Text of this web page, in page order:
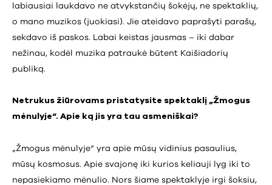
labiausiai laukdavo ne atvykstančių šokėjų, ne spektaklių,
o mano muzikos (juokiasi). Jie ateidavo paprašyti parašų,
sekdavo iš paskos. Labai keistas jausmas – iki dabar
nežinau, kodėl muzika patraukė būtent Kaišiadorių
publiką.
Netrukus žiūrovams pristatysite spektaklį „Žmogus
mėnulyje“. Apie ką jis yra tau asmeniškai?
„Žmogus mėnulyje“ yra apie mūsų vidinius pasaulius,
mūsų kosmosus. Apie svajonę iki kurios keliauji lyg iki to
nepasiekiamo mėnulio. Nors šiame spektaklyje irgi šoksiu,